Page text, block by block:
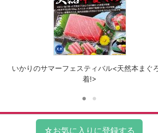
いかりのサマーフェスティバル<天然本まぐ
着!>